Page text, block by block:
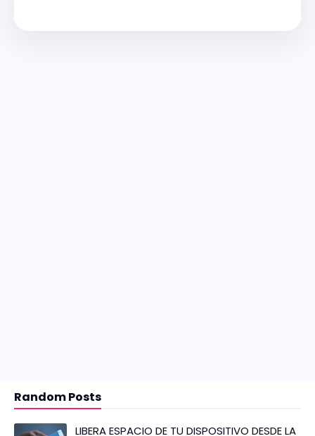
Random Posts
LIBERA ESPACIO DE TU DISPOSITIVO DESDE LA